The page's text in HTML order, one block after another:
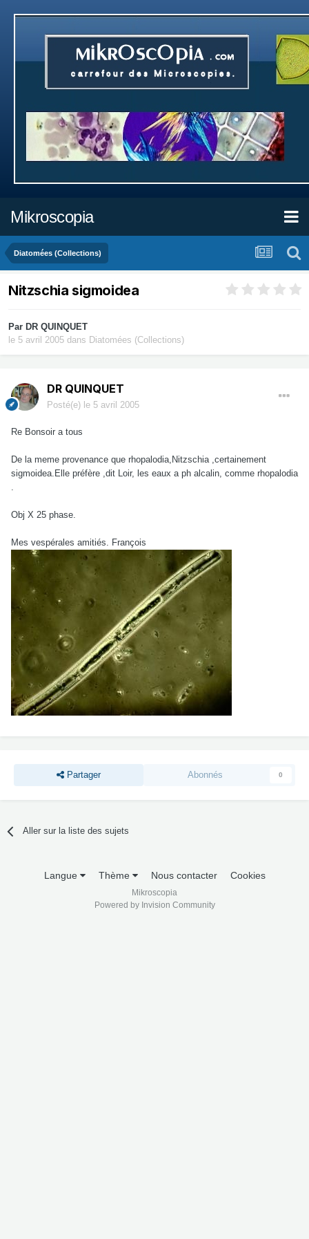
Mikroscopia
Diatomées (Collections)
Nitzschia sigmoidea
Par DR QUINQUET
le 5 avril 2005 dans Diatomées (Collections)
DR QUINQUET
Posté(e) le 5 avril 2005
Re Bonsoir a tous
De la meme provenance que rhopalodia,Nitzschia ,certainement
sigmoidea.Elle préfère ,dit Loir, les eaux a ph alcalin, comme rhopalodia
.
Obj X 25 phase.
Mes vespérales amitiés. François
Partager Abonnés 0
Aller sur la liste des sujets
Langue Thème Nous contacter Cookies
Mikroscopia
Powered by Invision Community